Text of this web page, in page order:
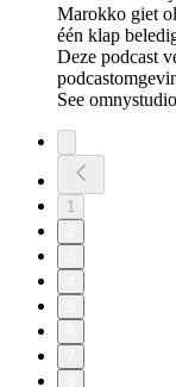
Marokko giet
één klap
Deze podcast
See
1